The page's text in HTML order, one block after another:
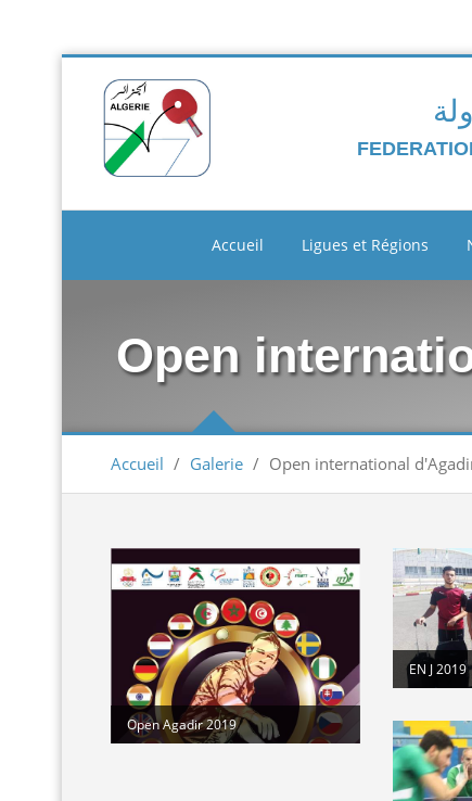
Accueil Ligues et Régions
Open
Accueil / Galerie / Open international
Open Agadir 2019
EN J 2019